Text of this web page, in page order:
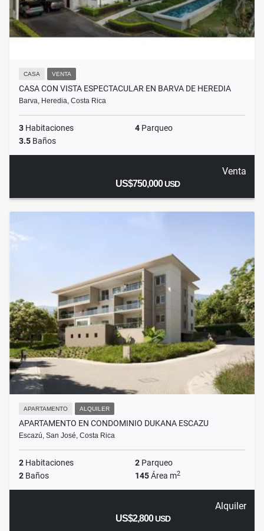
CASA VENTA
CASA CON VISTA ESPECTACULAR EN BARVA DE HEREDIA
Barva, Heredia, Costa Rica
3 Habitaciones 4 Parqueo
3.5 Baños
Venta
US$750,000USD
APARTAMENTO ALQUILER
APARTAMENTO EN CONDOMINIO DUKANA ESCAZU
Escazú, San José, Costa Rica
2 Habitaciones 2 Parqueo
2 Baños 145Área m2
Alquiler
US$2,800USD